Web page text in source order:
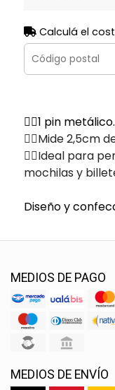
Calculá el
✌🏽1 pin metálico.
✌🏽Mide 2,5cm
✌🏽Ideal para
mochilas y
Diseño y
MEDIOS DE PAGO
MEDIOS DE ENVÍO